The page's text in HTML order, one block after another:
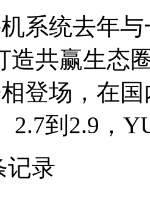
系统去年
造共赢生态
登场，在
2.7到2.9，
记录